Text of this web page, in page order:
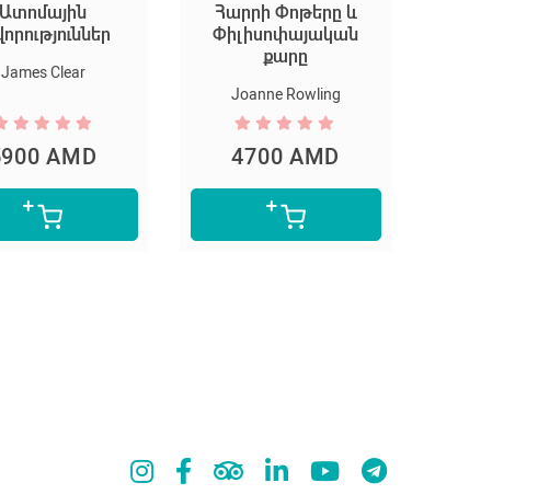
Ատոմային
James Clear
AMD
Հարրի Փոթերը և
Փիլիսոփայական
քարը
Joanne Rowling
4700 AMD